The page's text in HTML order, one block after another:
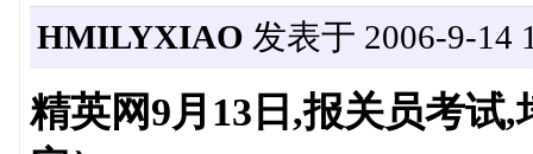
HMILYXIAO 发表于 2006-9-14
精英网9月13日,报关员考试